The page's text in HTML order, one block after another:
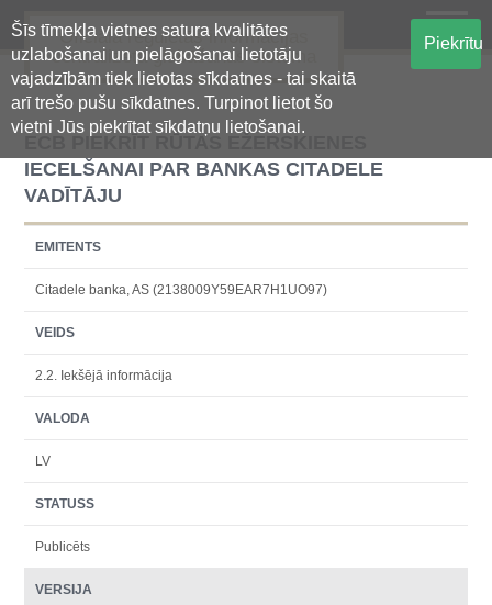
Šīs tīmekļa vietnes satura kvalitātes
uzlabošanai un pielāgošanai lietotāju
vajadzībām tiek lietotas sīkdatnes - tai skaitā
arī trešo pušu sīkdatnes. Turpinot lietot šo
vietni Jūs piekrītat sīkdatņu lietošanai.
Piekrītu
Oficiālā regulētās informācijas
centralizētā glabāšanas sistēma
ECB PIEKRĪT RŪTAS EŽERSKIENES
IECELŠANAI PAR BANKAS CITADELE
VADĪTĀJU
EMITENTS
Citadele banka, AS (2138009Y59EAR7H1UO97)
VEIDS
2.2. Iekšējā informācija
VALODA
LV
STATUSS
Publicēts
VERSIJA